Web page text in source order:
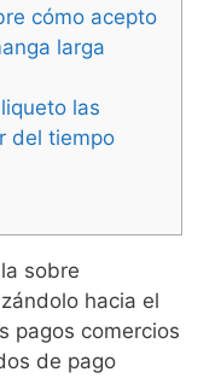
cómo acepto
larga
las
del tiempo
sobre
hacia el
pagos comercios
de pago